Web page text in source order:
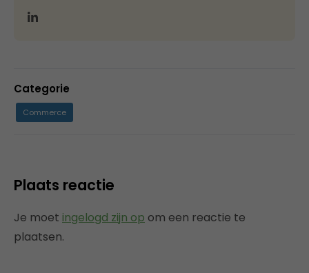
Categorie
Commerce
Plaats reactie
Je moet ingelogd zijn op om een reactie te
plaatsen.